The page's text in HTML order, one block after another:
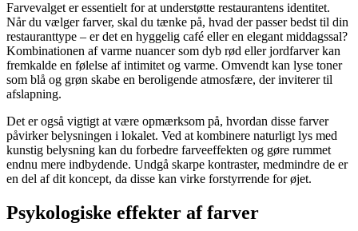
Farvevalget er essentielt for at understøtte restaurantens identitet.
Når du vælger farver, skal du tænke på, hvad der passer bedst til din
restauranttype – er det en hyggelig café eller en elegant middagssal?
Kombinationen af varme nuancer som dyb rød eller jordfarver kan
fremkalde en følelse af intimitet og varme. Omvendt kan lyse toner
som blå og grøn skabe en beroligende atmosfære, der inviterer til
afslapning.
Det er også vigtigt at være opmærksom på, hvordan disse farver
påvirker belysningen i lokalet. Ved at kombinere naturligt lys med
kunstig belysning kan du forbedre farveeffekten og gøre rummet
endnu mere indbydende. Undgå skarpe kontraster, medmindre de er
en del af dit koncept, da disse kan virke forstyrrende for øjet.
Psykologiske effekter af farver